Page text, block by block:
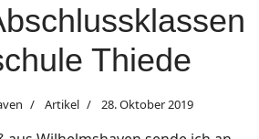
Thiede
Artikel 28. Oktober 2019